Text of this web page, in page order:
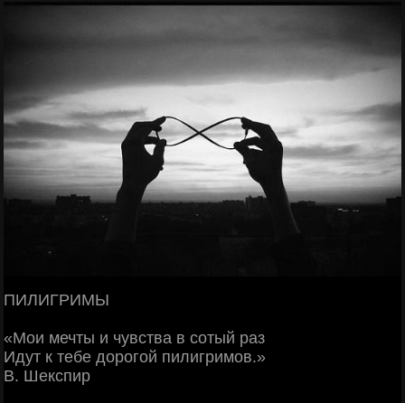
ПИЛИГРИМЫ
«Мои мечты и чувства в сотый раз
Идут к тебе дорогой пилигримов.»
В. Шекспир